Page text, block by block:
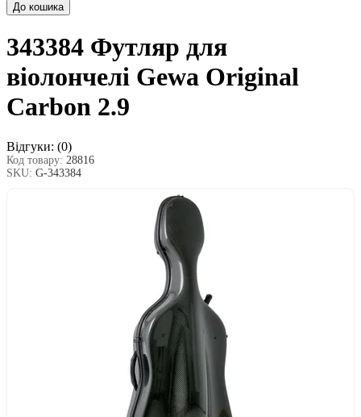
До кошика
343384 Футляр для
віолончелі Gewa Original
Carbon 2.9
Відгуки: (0)
Код товару: 28816
SKU: G-343384